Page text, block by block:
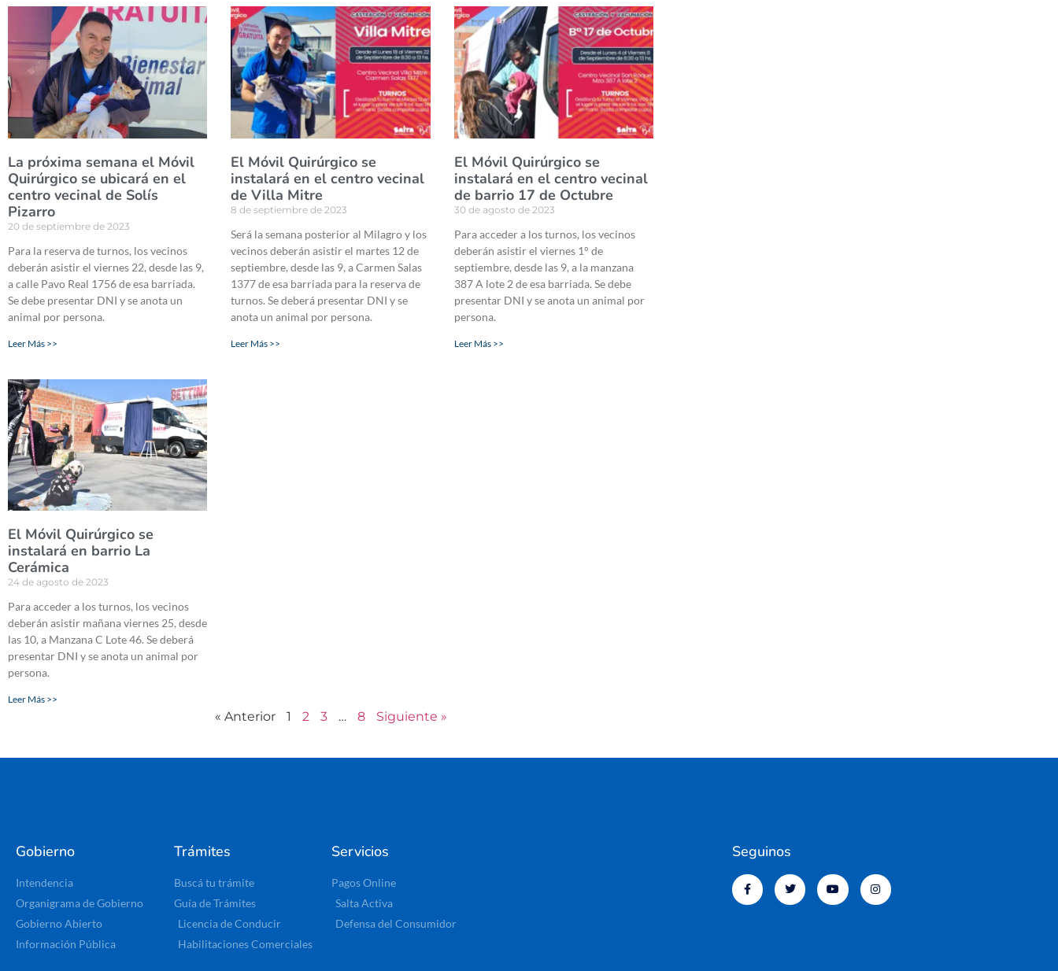
La próxima semana el Móvil
Quirúrgico se ubicará en el
centro vecinal de Solís
Pizarro
20 de septiembre de 2023
Para la reserva de turnos, los vecinos
deberán asistir el viernes 22, desde las 9,
a calle Pavo Real 1756 de esa barriada.
Se debe presentar DNI y se anota un
animal por persona.
Leer Más >>
El Móvil Quirúrgico se
instalará en el centro vecinal
de Villa Mitre
8 de septiembre de 2023
Será la semana posterior al Milagro y los
vecinos deberán asistir el martes 12 de
septiembre, desde las 9, a Carmen Salas
1377 de esa barriada para la reserva de
turnos. Se deberá presentar DNI y se
anota un animal por persona.
Leer Más >>
El Móvil Quirúrgico se
instalará en el centro vecinal
de barrio 17 de Octubre
30 de agosto de 2023
Para acceder a los turnos, los vecinos
deberán asistir el viernes 1° de
septiembre, desde las 9, a la manzana
387 A lote 2 de esa barriada. Se debe
presentar DNI y se anota un animal por
persona.
Leer Más >>
El Móvil Quirúrgico se
instalará en barrio La
Cerámica
24 de agosto de 2023
Para acceder a los turnos, los vecinos
deberán asistir mañana viernes 25, desde
las 10, a Manzana C Lote 46. Se deberá
presentar DNI y se anota un animal por
persona.
Leer Más >>
« Anterior 1 2 3 … 8 Siguiente »
Gobierno
Intendencia
Organigrama de Gobierno
Gobierno Abierto
Información Pública
Trámites
Buscá tu trámite
Guía de Trámites
Licencia de Conducir
Habilitaciones Comerciales
Servicios
Pagos Online
Salta Activa
Defensa del Consumidor
Seguinos